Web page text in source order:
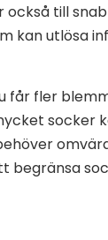
också till
kan utlösa
får fler
socker
begränsa